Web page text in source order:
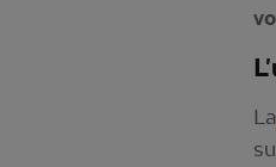
La